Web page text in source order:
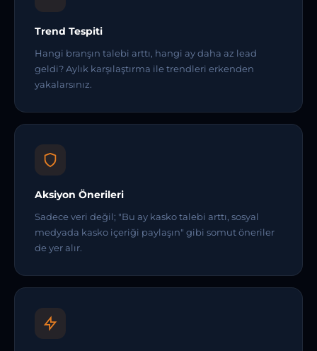
Trend Tespiti
Hangi branşın talebi arttı, hangi ay daha az lead
geldi? Aylık karşılaştırma ile trendleri erkenden
yakalarsınız.
Aksiyon Önerileri
Sadece veri değil; "Bu ay kasko talebi arttı, sosyal
medyada kasko içeriği paylaşın" gibi somut öneriler
de yer alır.